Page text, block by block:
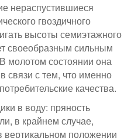
нераспустившиеся
гвоздичного
высоты семиэтажного
своеобразным сильным
молотом состоянии она
связи с тем, что именно
качества.
в воду: пряность
в крайнем случае,
вертикальном положении